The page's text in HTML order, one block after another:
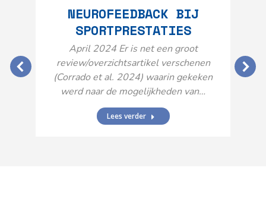
NEUROFEEDBACK BIJ
SPORTPRESTATIES
April 2024 Er is net een groot
review/overzichtsartikel verschenen
(Corrado et al. 2024) waarin gekeken
werd naar de mogelijkheden van…
Lees verder